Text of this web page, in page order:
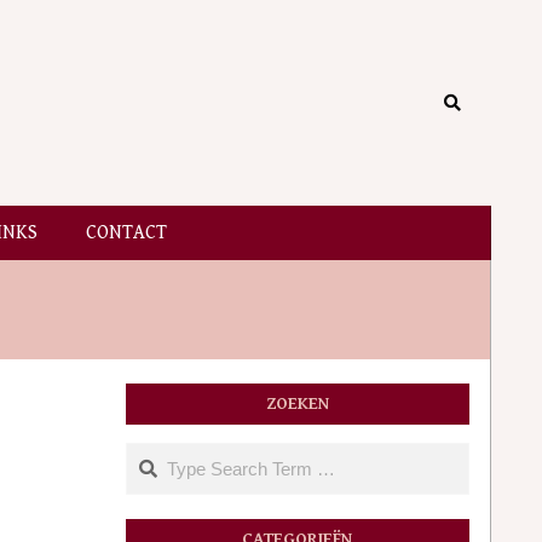
Search
CONTACT
ZOEKEN
Search